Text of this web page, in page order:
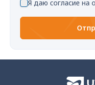
Я даю согласие на